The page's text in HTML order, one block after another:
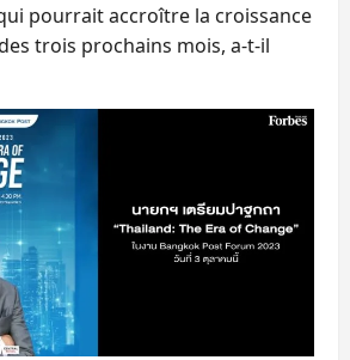
pourrait accroître la croissance
trois prochains mois, a-t-il